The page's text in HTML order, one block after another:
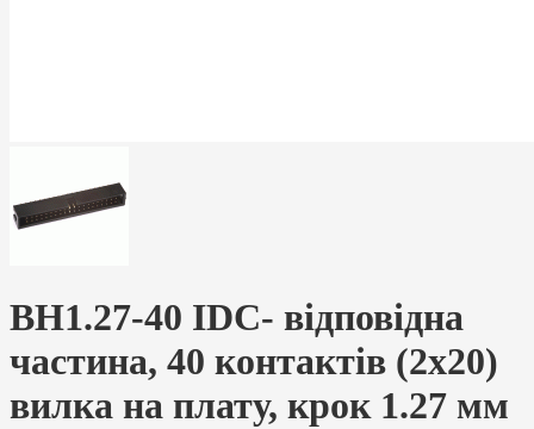
BH1.27-40 IDC- відповідна
частина, 40 контактів (2х20)
вилка на плату, крок 1.27 мм